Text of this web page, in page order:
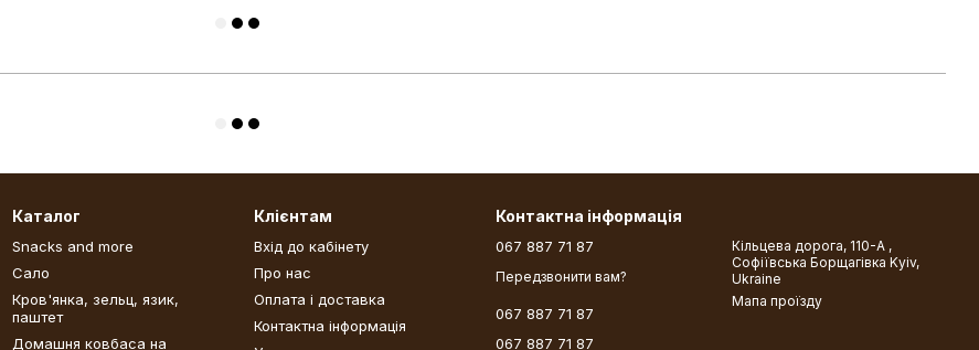
Каталог
Snacks and more
Сало
Кров'янка, зельц, язик,
паштет
Домашня ковбаса на
Клієнтам
Вхід до кабінету
Про нас
Оплата і доставка
Контактна інформація
Контактна інформація
067 887 71 87
Передзвонити вам?
067 887 71 87
067 887 71 87
Кільцева дорога, 110-А ,
Софіївська Борщагівка Kyiv,
Ukraine
Мапа проїзду